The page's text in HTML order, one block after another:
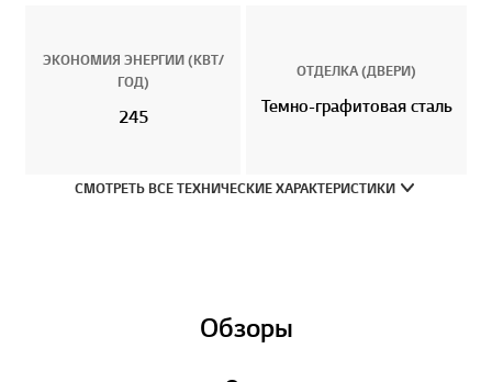
ЭКОНОМИЯ ЭНЕРГИИ (КВТ/
ГОД)
245
ОТДЕЛКА (ДВЕРИ)
Темно-графитовая сталь
СМОТРЕТЬ ВСЕ ТЕХНИЧЕСКИЕ ХАРАКТЕРИСТИКИ
Обзоры